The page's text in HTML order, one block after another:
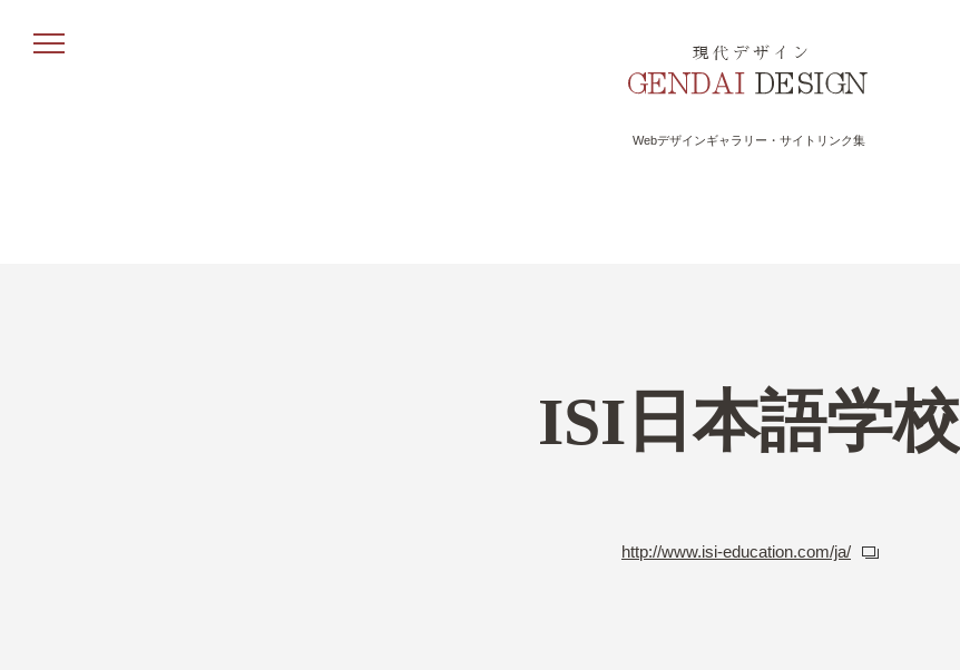
Webデザインギャラリー・サイトリンク集
ISI日本語学校
http://www.isi-education.com/ja/